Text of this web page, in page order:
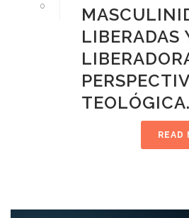
0
LIBERADAS
READ